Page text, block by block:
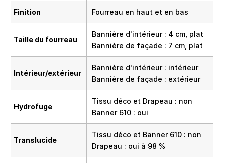
Finition Fourreau en haut et en bas
Taille du fourreau
Bannière d'intérieur : 4 cm, plat
Bannière de façade : 7 cm, plat
Intérieur/extérieur
Bannière d'intérieur : intérieur
Bannière de façade : extérieur
Hydrofuge
Tissu déco et Drapeau : non
Banner 610 : oui
Translucide
Tissu déco et Banner 610 : non
Drapeau : oui à 98 %